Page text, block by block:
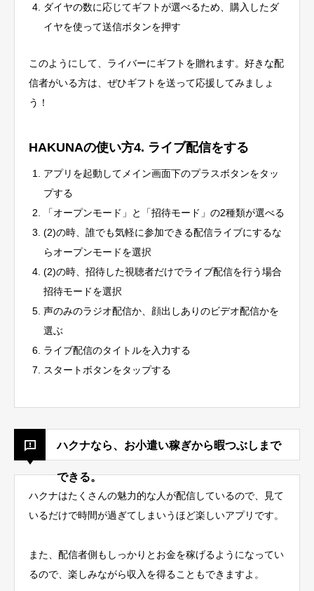
ダイヤの数に応じてギフトが選べるため、購入したダ
イヤを使って送信ボタンを押す
このようにして、ライバーにギフトを贈れます。好きな配
信者がいる方は、ぜひギフトを送って応援してみましょ
う！
HAKUNAの使い方4. ライブ配信をする
アプリを起動してメイン画面下のプラスボタンをタッ
プする
「オープンモード」と「招待モード」の2種類が選べる
(2)の時、誰でも気軽に参加できる配信ライブにするな
らオープンモードを選択
(2)の時、招待した視聴者だけでライブ配信を行う場合
招待モードを選択
声のみのラジオ配信か、顔出しありのビデオ配信かを
選ぶ
ライブ配信のタイトルを入力する
スタートボタンをタップする
ハクナなら、お小遣い稼ぎから暇つぶしまで
できる。
ハクナはたくさんの魅力的な人が配信しているので、見て
いるだけで時間が過ぎてしまいうほど楽しいアプリです。
また、配信者側もしっかりとお金を稼げるようになってい
るので、楽しみながら収入を得ることもできますよ。
LINE相談 ライバー登録はこちら